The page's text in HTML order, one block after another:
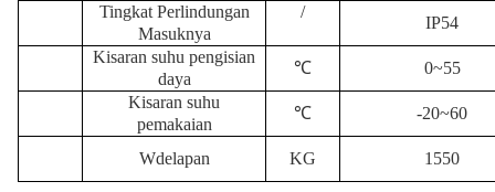
Tingkat Perlindungan
Masuknya
/
IP54
Kisaran suhu pengisian
daya
℃
0~55
Kisaran suhu
pemakaian
℃ -20~60
Wdelapan KG 1550